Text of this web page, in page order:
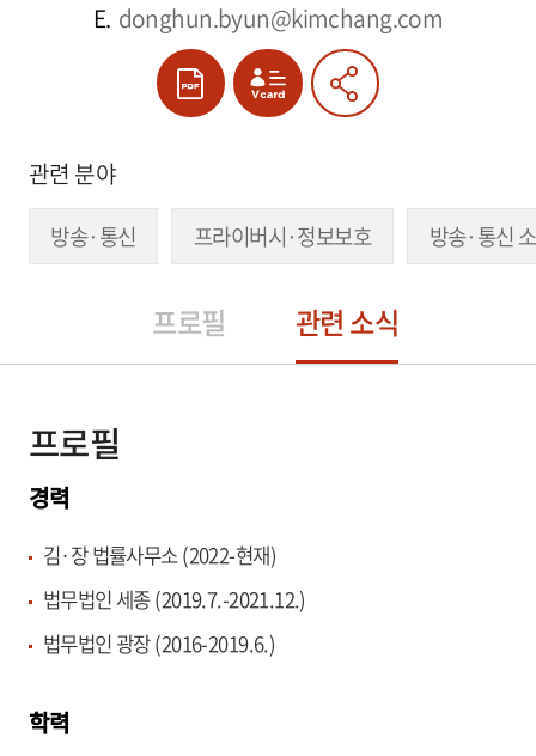
E. donghun.byun@kimchang.com
관련 분야
방송·통신 프라이버시·정보보호 방송·통신
프로필 관련 소식
프로필
경력
김·장 법률사무소 (2022-현재)
법무법인 세종 (2019.7.-2021.12.)
법무법인 광장 (2016-2019.6.)
학력